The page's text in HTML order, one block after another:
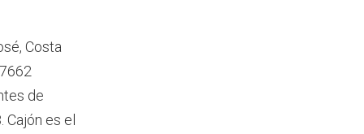
Costa
de
Cajón es el